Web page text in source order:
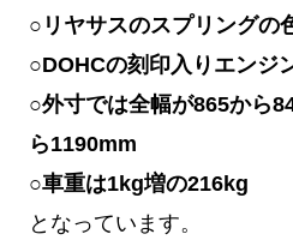
○リヤサスのスプリングの
○DOHCの刻印入りエンジ
○外寸では全幅が865から
ら1190mm
○車重は1kg増の216kg
となっています。